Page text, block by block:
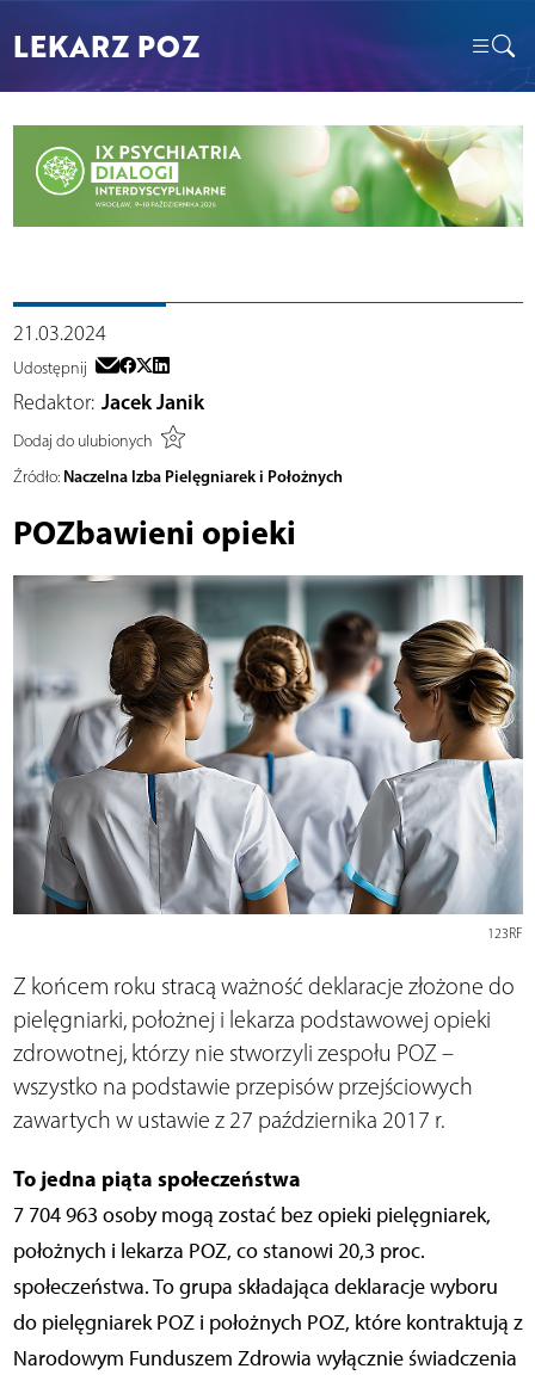
LEKARZ POZ
21.03.2024
Udostępnij
Redaktor: Jacek Janik
Dodaj do ulubionych
Źródło: Naczelna Izba Pielęgniarek i Położnych
POZbawieni opieki
123RF
Z końcem roku stracą ważność deklaracje złożone do
pielęgniarki, położnej i lekarza podstawowej opieki
zdrowotnej, którzy nie stworzyli zespołu POZ –
wszystko na podstawie przepisów przejściowych
zawartych w ustawie z 27 października 2017 r.
To jedna piąta społeczeństwa
7 704 963 osoby mogą zostać bez opieki pielęgniarek,
położnych i lekarza POZ, co stanowi 20,3 proc.
społeczeństwa. To grupa składająca deklaracje wyboru
do pielęgniarek POZ i położnych POZ, które kontraktują z
Narodowym Funduszem Zdrowia wyłącznie świadczenia